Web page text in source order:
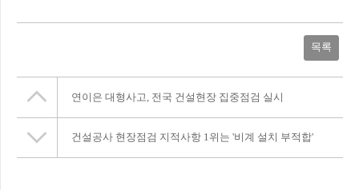
목록
연이은 대형사고, 전국 건설현장 집중점검 실시
건설공사 현장점검 지적사항 1위는 '비계 설치 부적합'